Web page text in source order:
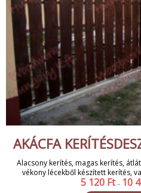
AKÁCFA
Alacsony kerítés, magas kerítés,
vékony lécekből készített kerítés,
5 120 Ft – 10